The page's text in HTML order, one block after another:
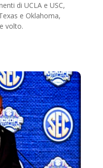
di UCLA e USC,
e Oklahoma,
volto.